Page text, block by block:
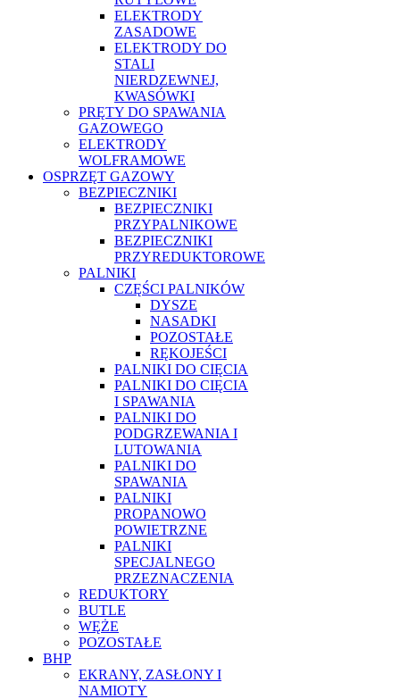
ELEKTRODY
ZASADOWE
ELEKTRODY DO
STALI
NIERDZEWNEJ,
KWASÓWKI
PRĘTY DO SPAWANIA
GAZOWEGO
ELEKTRODY
WOLFRAMOWE
OSPRZĘT GAZOWY
BEZPIECZNIKI
BEZPIECZNIKI
PRZYPALNIKOWE
BEZPIECZNIKI
PRZYREDUKTOROWE
PALNIKI
CZĘŚCI PALNIKÓW
DYSZE
NASADKI
POZOSTAŁE
RĘKOJEŚCI
PALNIKI DO CIĘCIA
PALNIKI DO CIĘCIA
I SPAWANIA
PALNIKI DO
PODGRZEWANIA I
LUTOWANIA
PALNIKI DO
SPAWANIA
PALNIKI
PROPANOWO
POWIETRZNE
PALNIKI
SPECJALNEGO
PRZEZNACZENIA
REDUKTORY
BUTLE
WĘŻE
POZOSTAŁE
BHP
EKRANY, ZASŁONY I
NAMIOTY